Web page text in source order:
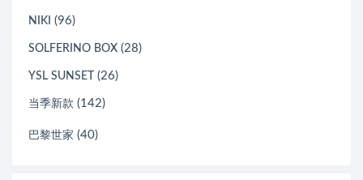
NIKI (96)
SOLFERINO BOX (28)
YSL SUNSET (26)
当季新款 (142)
巴黎世家 (40)